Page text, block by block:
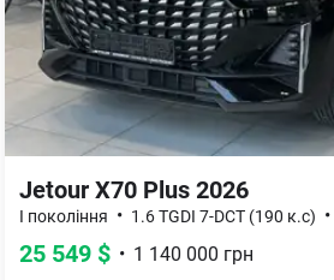
Jetour X70 Plus 2026
I покоління • 1.6 TGDI 7-DCT (190 к.с) •
25 549 $ • 1 140 000 грн